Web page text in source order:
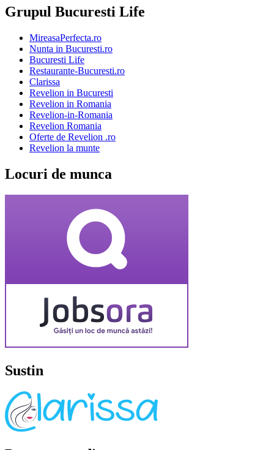
Grupul Bucuresti Life
MireasaPerfecta.ro
Nunta in Bucuresti.ro
Bucuresti Life
Restaurante-Bucuresti.ro
Clarissa
Revelion in Bucuresti
Revelion in Romania
Revelion-in-Romania
Revelion Romania
Oferte de Revelion .ro
Revelion la munte
Locuri de munca
Sustin